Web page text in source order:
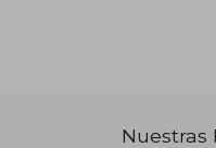
Nuestras